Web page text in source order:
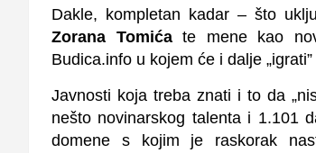
Dakle, kompletan kadar – što
Zorana Tomićate mene kao
Budica.info u kojem će i dalje
Javnosti koja treba znati i to da
nešto novinarskog talenta i 1.101
domene s kojim je raskorak